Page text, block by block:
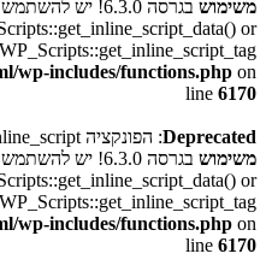
משימוש
בגרסה 6.3.0! יש
or
WP_Scripts::get_inline_script_tag() במקום. in
wp-includes/functions.php on
line 6170
Deprecated: הפונקציה WP_Scripts::print_inline_script
משימוש
בגרסה 6.3.0! יש
or
WP_Scripts::get_inline_script_tag() במקום. in
wp-includes/functions.php on
line 6170